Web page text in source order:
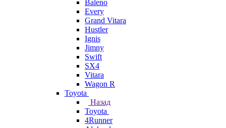
Baleno
Every
Grand Vitara
Hustler
Ignis
Jimny
Swift
SX4
Vitara
Wagon R
Toyota
Назад
Toyota
4Runner